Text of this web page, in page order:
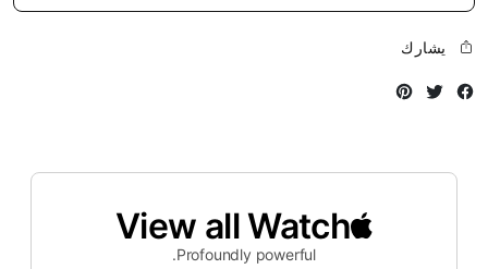
يشارك
Facebook
Twitter
View all Watch
Profoundly powerful.